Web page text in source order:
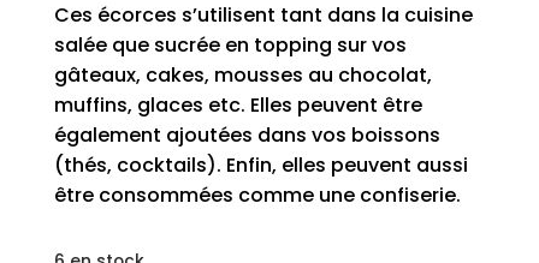
Ces écorces s’utilisent tant dans la cuisine
salée que sucrée en topping sur vos
gâteaux, cakes, mousses au chocolat,
muffins, glaces etc. Elles peuvent être
également ajoutées dans vos boissons
(thés, cocktails). Enfin, elles peuvent aussi
être consommées comme une confiserie.